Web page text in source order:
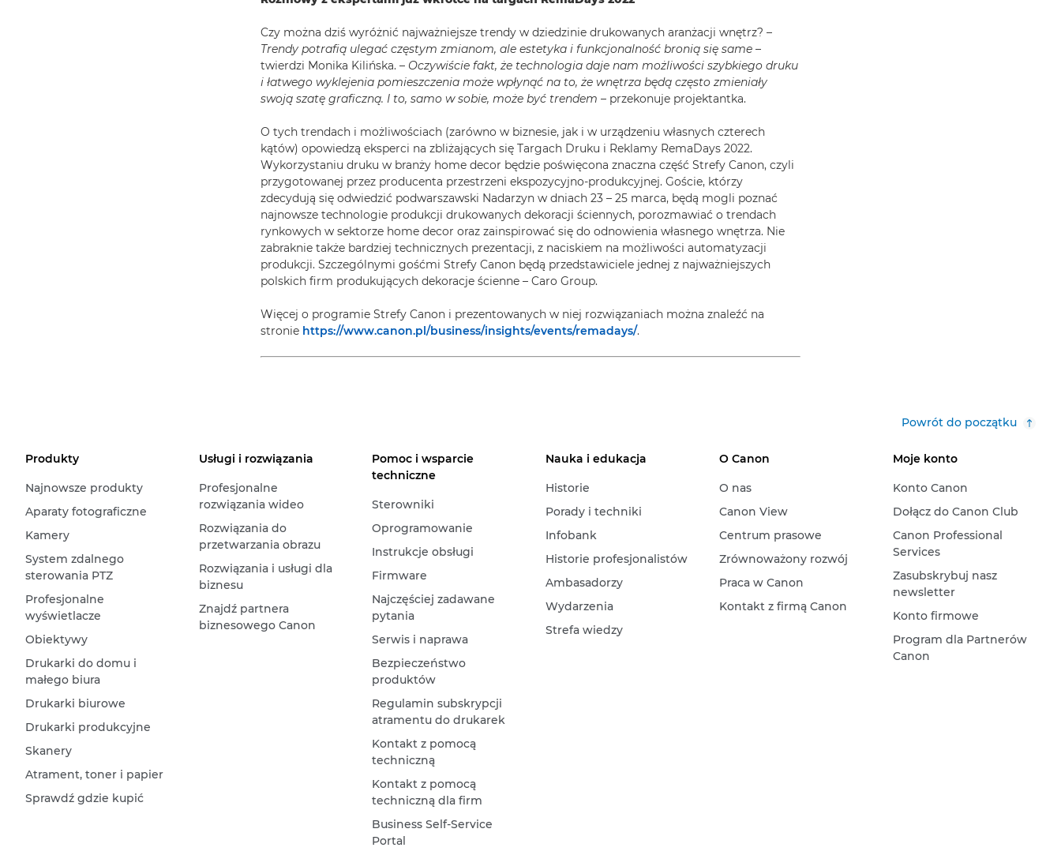
Czy można dziś wyróżnić najważniejsze trendy w dziedzinie drukowanych aranżacji wnętrz? –
Trendy potrafią ulegać częstym zmianom, ale estetyka i funkcjonalność bronią się same –
twierdzi Monika Kilińska. – Oczywiście fakt, że technologia daje nam możliwości szybkiego druku
i łatwego wyklejenia pomieszczenia może wpłynąć na to, że wnętrza będą często zmieniały
swoją szatę graficzną. I to, samo w sobie, może być trendem – przekonuje projektantka.
O tych trendach i możliwościach (zarówno w biznesie, jak i w urządzeniu własnych czterech
kątów) opowiedzą eksperci na zbliżających się Targach Druku i Reklamy RemaDays 2022.
Wykorzystaniu druku w branży home decor będzie poświęcona znaczna część Strefy Canon, czyli
przygotowanej przez producenta przestrzeni ekspozycyjno-produkcyjnej. Goście, którzy
zdecydują się odwiedzić podwarszawski Nadarzyn w dniach 23 – 25 marca, będą mogli poznać
najnowsze technologie produkcji drukowanych dekoracji ściennych, porozmawiać o trendach
rynkowych w sektorze home decor oraz zainspirować się do odnowienia własnego wnętrza. Nie
zabraknie także bardziej technicznych prezentacji, z naciskiem na możliwości automatyzacji
produkcji. Szczególnymi gośćmi Strefy Canon będą przedstawiciele jednej z najważniejszych
polskich firm produkujących dekoracje ścienne – Caro Group.
Więcej o programie Strefy Canon i prezentowanych w niej rozwiązaniach można znaleźć na
stronie https://www.canon.pl/business/insights/events/remadays/.
Powrót do początku
Produkty
Najnowsze produkty
Aparaty fotograficzne
Kamery
System zdalnego
sterowania PTZ
Profesjonalne
wyświetlacze
Obiektywy
Drukarki do domu i
małego biura
Drukarki biurowe
Drukarki produkcyjne
Skanery
Atrament, toner i papier
Sprawdź gdzie kupić
Usługi i rozwiązania
Profesjonalne
rozwiązania wideo
Rozwiązania do
przetwarzania obrazu
Rozwiązania i usługi dla
biznesu
Znajdź partnera
biznesowego Canon
Pomoc i wsparcie
techniczne
Sterowniki
Oprogramowanie
Instrukcje obsługi
Firmware
Najczęściej zadawane
pytania
Serwis i naprawa
Bezpieczeństwo
produktów
Regulamin subskrypcji
atramentu do drukarek
Kontakt z pomocą
techniczną
Kontakt z pomocą
techniczną dla firm
Business Self-Service
Portal
Nauka i edukacja
Historie
Porady i techniki
Infobank
Historie profesjonalistów
Ambasadorzy
Wydarzenia
Strefa wiedzy
O Canon
O nas
Canon View
Centrum prasowe
Zrównoważony rozwój
Praca w Canon
Kontakt z firmą Canon
Moje konto
Konto Canon
Dołącz do Canon Club
Canon Professional
Services
Zasubskrybuj nasz
newsletter
Konto firmowe
Program dla Partnerów
Canon